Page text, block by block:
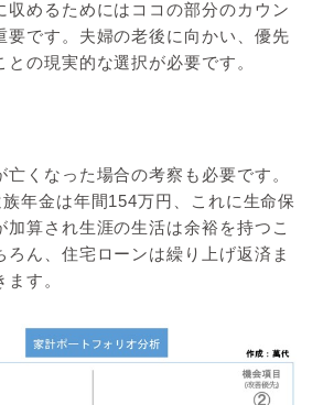
収めるためにはココの部分のカウン
要です。夫婦の老後に向かい、優先
の現実的な選択が必要です。
くなった場合の考察も必要です。
年金は年間154万円、これに生命保
加算され生涯の生活は余裕を持つこ
ろん、住宅ローンは繰り上げ返済ま
す。